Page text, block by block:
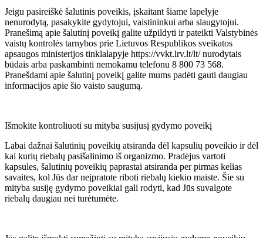
Jeigu pasireiškė šalutinis poveikis, įskaitant šiame lapelyje
nenurodytą, pasakykite gydytojui, vaistininkui arba slaugytojui.
Pranešimą apie šalutinį poveikį galite užpildyti ir pateikti Valstybinės
vaistų kontrolės tarnybos prie Lietuvos Respublikos sveikatos
apsaugos ministerijos tinklalapyje https://vvkt.lrv.lt/lt/ nurodytais
būdais arba paskambinti nemokamu telefonu 8 800 73 568.
Pranešdami apie šalutinį poveikį galite mums padėti gauti daugiau
informacijos apie šio vaisto saugumą.
Išmokite kontroliuoti su mityba susijusį gydymo poveikį
Labai dažnai šalutinių poveikių atsiranda dėl kapsulių poveikio ir dėl
kai kurių riebalų pasišalinimo iš organizmo. Pradėjus vartoti
kapsules, šalutinių poveikių paprastai atsiranda per pirmas kelias
savaites, kol Jūs dar neįpratote riboti riebalų kiekio maiste. Šie su
mityba susiję gydymo poveikiai gali rodyti, kad Jūs suvalgote
riebalų daugiau nei turėtumėte.